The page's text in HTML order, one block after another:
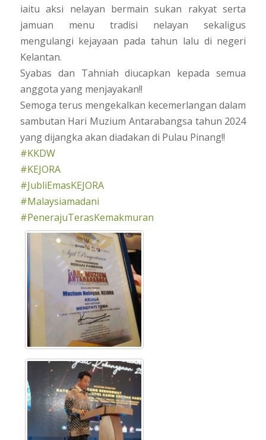
iaitu aksi nelayan bermain sukan rakyat serta
jamuan menu tradisi nelayan sekaligus
mengulangi kejayaan pada tahun lalu di negeri
Kelantan.
Syabas dan Tahniah diucapkan kepada semua
anggota yang menjayakan!!
Semoga terus mengekalkan kecemerlangan dalam
sambutan Hari Muzium Antarabangsa tahun 2024
yang dijangka akan diadakan di Pulau Pinang!!
#KKDW
#KEJORA
#JubliEmasKEJORA
#Malaysiamadani
#PenerajuTerasKemakmuran